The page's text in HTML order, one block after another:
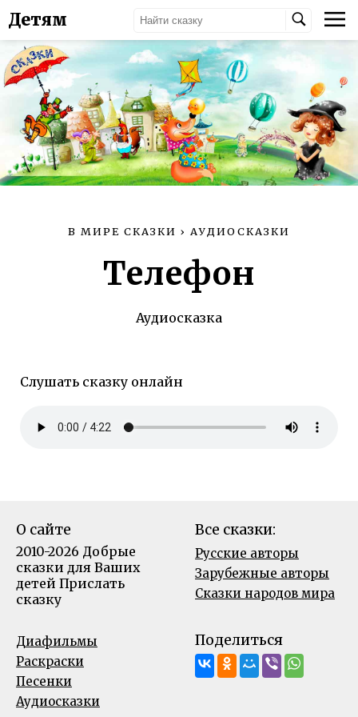
Детям
В МИРЕ СКАЗКИ › АУДИОСКАЗКИ
Телефон
Аудиосказка
Слушать сказку онлайн
О сайте
2010-2026 Добрые
сказки для Ваших
детей Прислать
сказку
Все сказки:
Русские авторы
Зарубежные авторы
Сказки народов мира
Диафильмы
Раскраски
Песенки
Аудиосказки
Поделиться